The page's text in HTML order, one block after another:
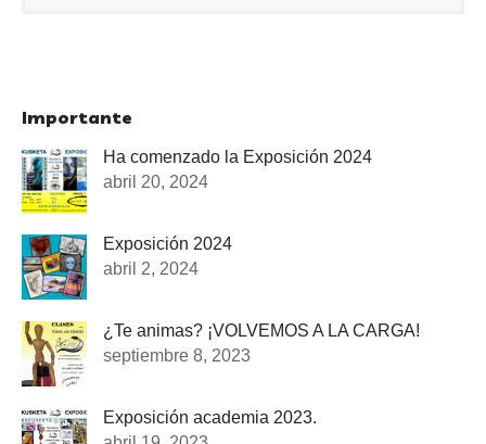
Importante
Ha comenzado la Exposición 2024
abril 20, 2024
Exposición 2024
abril 2, 2024
¿Te animas? ¡VOLVEMOS A LA CARGA!
septiembre 8, 2023
Exposición academia 2023.